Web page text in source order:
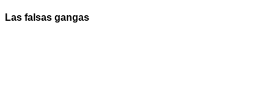
Las falsas gangas